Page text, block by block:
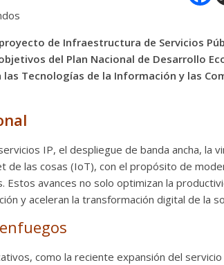
de Infraestructura de Servicios
del Plan Nacional de Desarrollo
Tecnologías de la Información y las
IP, el despliegue de banda ancha, la
de las cosas (IoT), con el propósito de
avances no solo optimizan la
y aceleran la transformación digital de la
como la reciente expansión del